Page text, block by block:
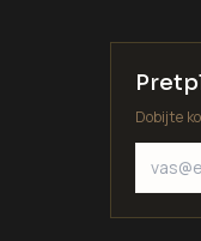
Dobijte